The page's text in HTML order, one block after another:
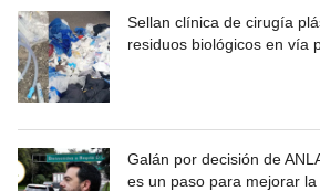
Sellan clínica de cirugía
residuos biológicos en vía
Galán por decisión de
es un paso para mejorar